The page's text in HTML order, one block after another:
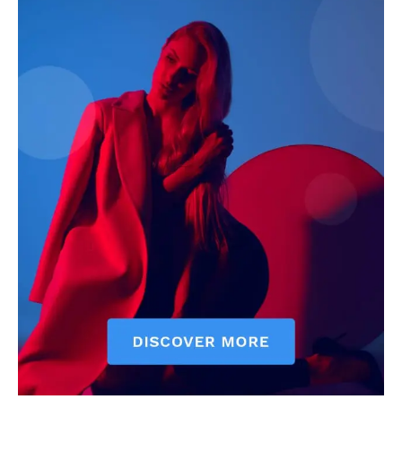
AIN NEWS 1
Contact Us
About Us
Privacy Policy
Terms of Use Agreement
Facebook
X WhatsApp
Share